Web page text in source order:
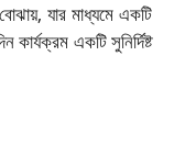
যার মাধ্যমে একটি
কার্যক্রম একটি সুনির্দিষ্ট